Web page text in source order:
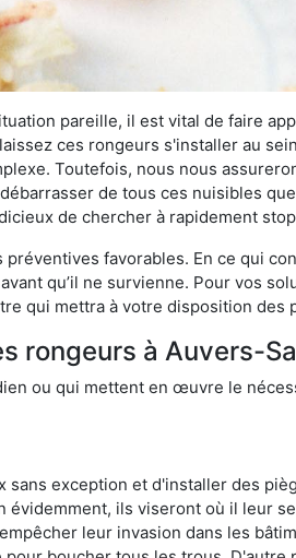
pareille, il est vital de faire
ces rongeurs s'installer au
Toutefois, nous nous
de tous ces nuisibles
de chercher à rapidement
favorables. En ce qui
qu’il ne survienne. Pour vos
qui mettra à votre disposition
rongeurs à Auvers-
ou qui mettent en œuvre le
sans exception et d'installer des
ils viseront où il leur
leur invasion dans les